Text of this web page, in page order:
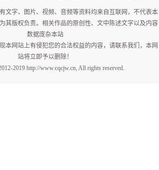
文字、图片、视频、音频等资料均来自互联网，不代表本
其版权负责。相关作品的原创性、文中陈述文字以及内容
数据庞杂本站
本网站上有侵犯您的合法权益的内容，请联系我们，本网
站将立即予以删除！
2019 http://www.cqcjw.cn, All rights reserved.